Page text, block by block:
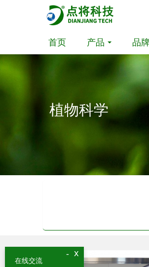
首页 产品 品牌
植物科学
x
-
在线交流